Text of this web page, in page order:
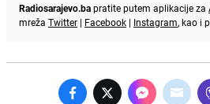
Radiosarajevo.bapratite putem aplikacije za
mreža Twitter | Facebook | Instagram, kao i